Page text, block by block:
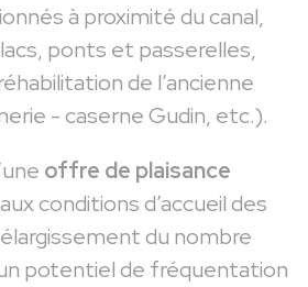
à proximité du canal,
ponts et passerelles,
de l’ancienne
- caserne Gudin, etc.).
offre de plaisance
conditions d’accueil des
du nombre
potentiel de fréquentation